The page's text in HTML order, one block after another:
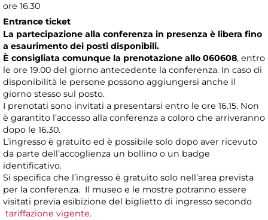
ore 16.30
Entrance ticket
La partecipazione alla conferenza in presenza è libera fino
a esaurimento dei posti disponibili.
È consigliata comunque la prenotazione allo 060608, entro
le ore 19.00 del giorno antecedente la conferenza. In caso di
disponibilità le persone possono aggiungersi anche il
giorno stesso sul posto.
I prenotati sono invitati a presentarsi entro le ore 16.15. Non
è garantito l’accesso alla conferenza a coloro che arriveranno
dopo le 16.30.
L’ingresso è gratuito ed è possibile solo dopo aver ricevuto
da parte dell’accoglienza un bollino o un badge
identificativo.
Si specifica che l’ingresso è gratuito solo nell’area prevista
per la conferenza. Il museo e le mostre potranno essere
visitati previa esibizione del biglietto di ingresso secondo
tariffazione vigente.